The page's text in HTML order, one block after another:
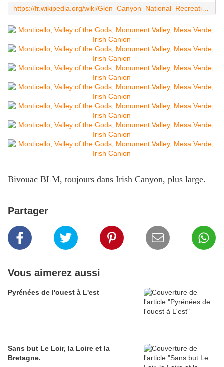
Bivouac BLM, toujours dans Irish Canyon, plus large.
Partager
Vous aimerez aussi
Pyrénées de l'ouest à L'est
Sans but Le Loir, la Loire et la
Bretagne.